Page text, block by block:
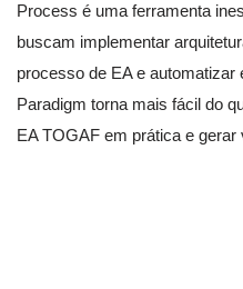
Process é uma ferramenta
buscam implementar
processo de EA e
Paradigm torna mais fácil do
EA TOGAF em prática e gerar